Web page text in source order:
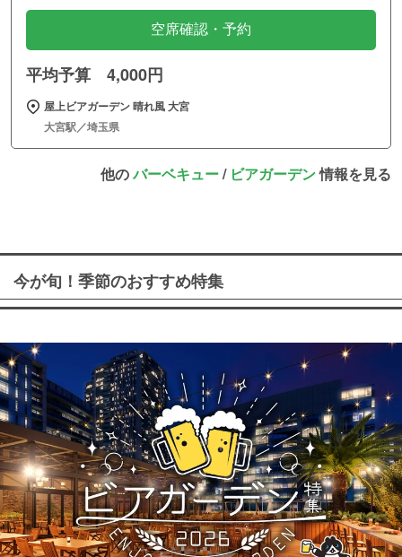
空席確認・予約
平均予算 4,000円
屋上ビアガーデン 晴れ風 大宮
大宮駅／埼玉県
他のバーベキュー/ ビアガーデン情報を見る
今が旬！季節のおすすめ特集